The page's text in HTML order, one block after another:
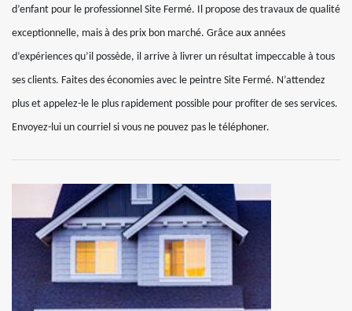
d’enfant pour le professionnel Site Fermé. Il propose des travaux de qualité
exceptionnelle, mais à des prix bon marché. Grâce aux années
d’expériences qu’il possède, il arrive à livrer un résultat impeccable à tous
ses clients. Faites des économies avec le peintre Site Fermé. N’attendez
plus et appelez-le le plus rapidement possible pour profiter de ses services.
Envoyez-lui un courriel si vous ne pouvez pas le téléphoner.